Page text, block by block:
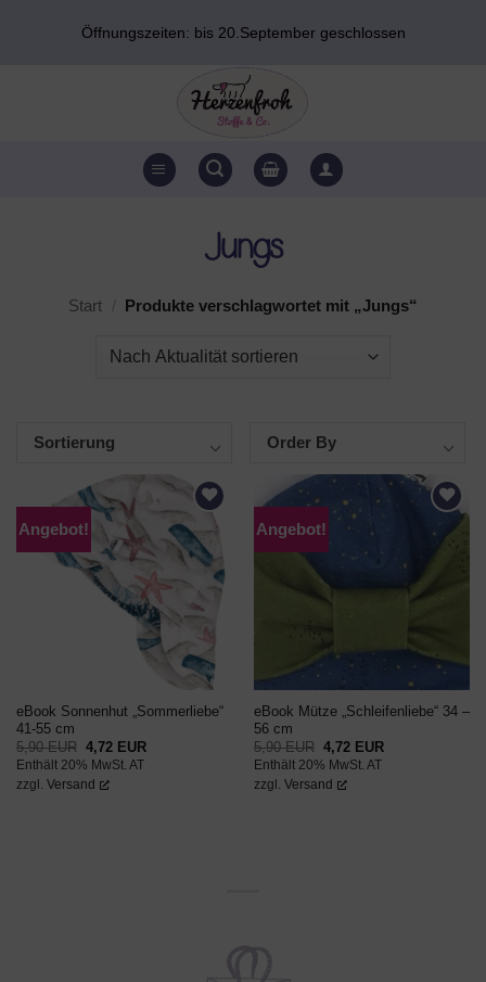
Öffnungszeiten: bis 20.September geschlossen
Jungs
Start Produkte verschlagwortet mit „Jungs“
Sortierung Order By
Angebot!
AUF DEN
WUNSCHZETTEL
eBook Sonnenhut „Sommerliebe“
41-55 cm
5,90EUR Ursprünglicher
Preis
war:
5,90 EUR
4,72 EURAktueller
Enthält 20% MwSt. AT
zzgl. Versand
Angebot!
AUF DEN
WUNSCHZETTEL
eBook Mütze „Schleifenliebe“ 34 –
56 cm
5,90EUR Ursprünglicher
Preis
war:
5,90 EUR
4,72 EURAktueller
Enthält 20% MwSt. AT
zzgl. Versand